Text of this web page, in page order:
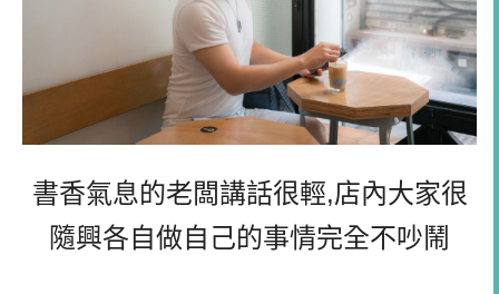
書香氣息的老闆講話很輕,店內大家很
隨興各自做自己的事情完全不吵鬧